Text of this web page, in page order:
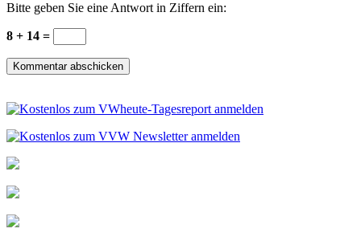
Bitte geben Sie eine Antwort in Ziffern ein:
8 + 14 =